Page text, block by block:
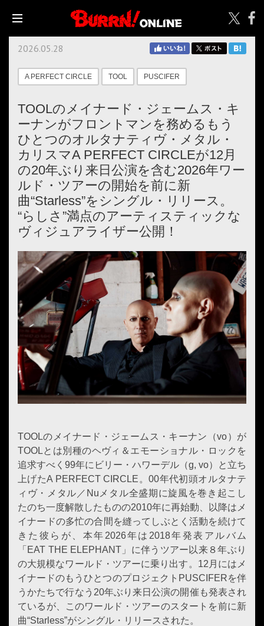
2026.05.28
A PERFECT CIRCLE TOOL PUSCIFER
TOOLのメイナード・ジェームス・キ
ーナンがフロントマンを務めるもう
ひとつのオルタナティヴ・メタル・
カリスマA PERFECT CIRCLEが12月
の20年ぶり来日公演を含む2026年ワー
ルド・ツアーの開始を前に新
曲“Starless”をシングル・リリース。
“らしさ”満点のアーティスティックな
ヴィジュアライザー公開！
TOOLのメイナード・ジェームス・キーナン（vo）が
TOOLとは別種のヘヴィ＆エモーショナル・ロックを
追求すべく99年にビリー・ハワーデル（g, vo）と立ち
上げたA PERFECT CIRCLE。00年代初頭オルタナテ
ィヴ・メタル／Nuメタル全盛期に旋風を巻き起こし
たのち一度解散したものの2010年に再始動、以降はメ
イナードの多忙の合間を縫ってしぶとく活動を続けて
きた彼らが、本年2026年は2018年発表アルバム
「EAT THE ELEPHANT」に伴うツアー以来８年ぶり
の大規模なワールド・ツアーに乗り出す。12月にはメ
イナードのもうひとつのプロジェクトPUSCIFERを伴
うかたちで行なう20年ぶり来日公演の開催も発表され
ているが、このワールド・ツアーのスタートを前に新
曲“Starless”がシングル・リリースされた。